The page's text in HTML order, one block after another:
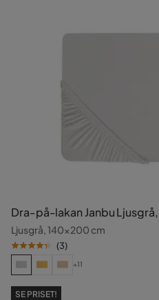
Dra-på-lakan Janbu
Ljusgrå, 140x200 cm
(3)
+11
SE PRISET!